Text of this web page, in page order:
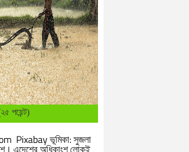
পয়েন্ট)
Pixabay ভূমিকা: সুজলা
এদেশের অধিকাংশ লোকই